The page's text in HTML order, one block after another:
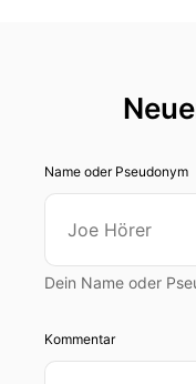
Name oder Pseudonym
Dein Name oder
Kommentar